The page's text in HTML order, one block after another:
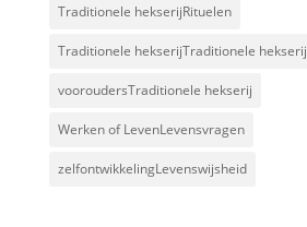
Traditionele hekserijRituelen
Traditionele hekserijTraditionele hekserij
vooroudersTraditionele hekserij
Werken of LevenLevensvragen
zelfontwikkelingLevenswijsheid